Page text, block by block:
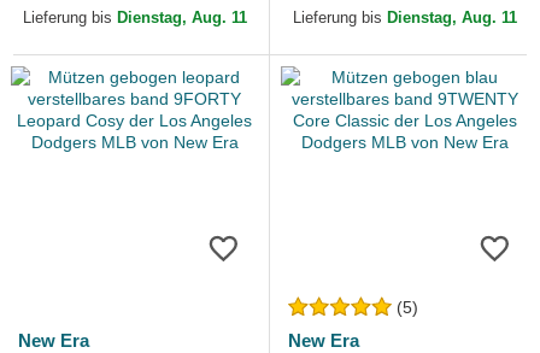
Dodgers MLB von New Era
Lieferung bis Dienstag, Aug. 11
Angeles Dodgers MLB von
Lieferung bis Dienstag, Aug. 11
New Era
(5)
New Era